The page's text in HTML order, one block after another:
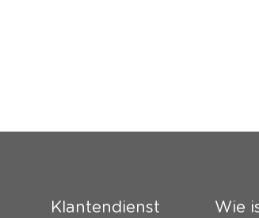
Klantendienst Wie